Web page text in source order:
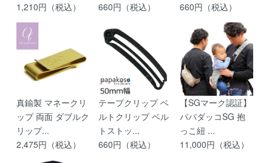
1,210円（税込）
660円（税込）
660円（税込）
真鍮製 マネークリ
ップ 両面 ダブルク
リップ...
2,475円（税込）
テープクリップ ベ
ルトクリップ ベル
トストッ...
660円（税込）
【SGマーク認証】
パパダッコSG 抱
っこ紐 ...
11,000円（税込）